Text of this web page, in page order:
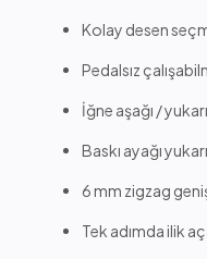
Kolay desen
Pedalsız
İğne aşağı /
Baskı ayağı
6 mm zigzag
Tek adımda ilik